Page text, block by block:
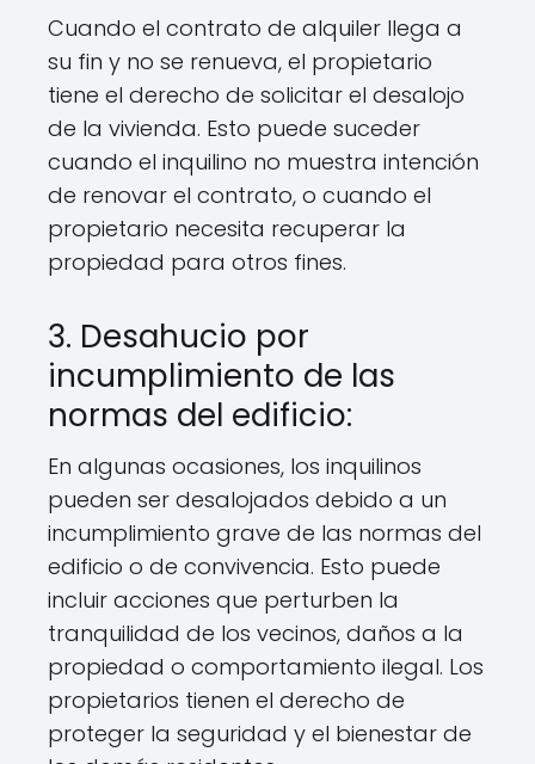
Cuando el contrato de alquiler llega a
su fin y no se renueva, el propietario
tiene el derecho de solicitar el desalojo
de la vivienda. Esto puede suceder
cuando el inquilino no muestra intención
de renovar el contrato, o cuando el
propietario necesita recuperar la
propiedad para otros fines.
3. Desahucio por
incumplimiento de las
normas del edificio:
En algunas ocasiones, los inquilinos
pueden ser desalojados debido a un
incumplimiento grave de las normas del
edificio o de convivencia. Esto puede
incluir acciones que perturben la
tranquilidad de los vecinos, daños a la
propiedad o comportamiento ilegal. Los
propietarios tienen el derecho de
proteger la seguridad y el bienestar de